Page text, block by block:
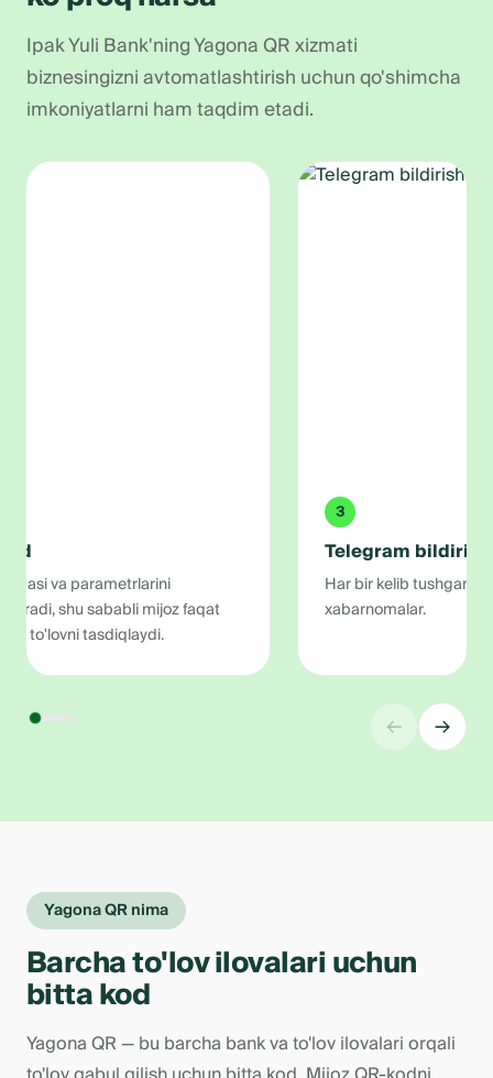
Ipak Yuli Bank'ning Yagona QR xizmati
biznesingizni avtomatlashtirish uchun qo'shimcha
imkoniyatlarni ham taqdim etadi.
Yagona QR'ni kassa tizimingiz yoki boshqa dasturiy
ta'minot bilan ulash imkoniyati.
← →
Yagona QR nima
Barcha to'lov ilovalari uchun
bitta kod
Yagona QR — bu barcha bank va to'lov ilovalari orqali